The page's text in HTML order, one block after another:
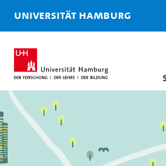
Universität Hamburg